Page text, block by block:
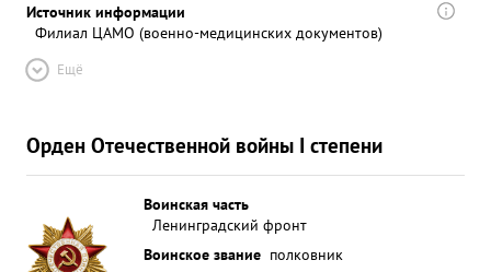
Источник информации
Филиал ЦАМО (военно-медицинских документов)
Ещё
Орден Отечественной войны I степени
Воинская часть
Ленинградский фронт
Воинское звание полковник